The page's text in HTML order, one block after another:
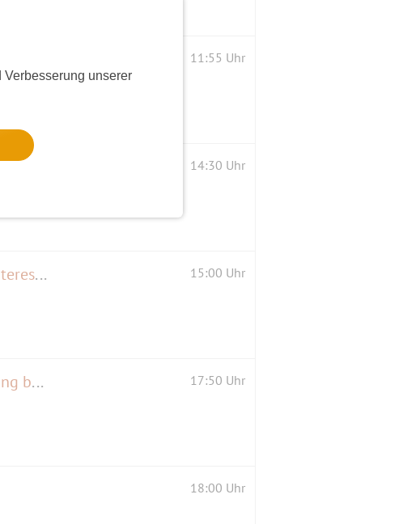
unserer
11:55 Uhr
14:30 Uhr
Ein Nachmittag beim Griechen -Für alle, die sich für die Silvesterfeier 2025 interessieren. 15:00 Uhr
🕔 auf Wunsch für Nine: Ganz SPONTAN 🍲 🍽 🌟SCAMPI 's🌟SATT✳Anmeldung bis 16.30 h✳ 17:50 Uhr
18:00 Uhr